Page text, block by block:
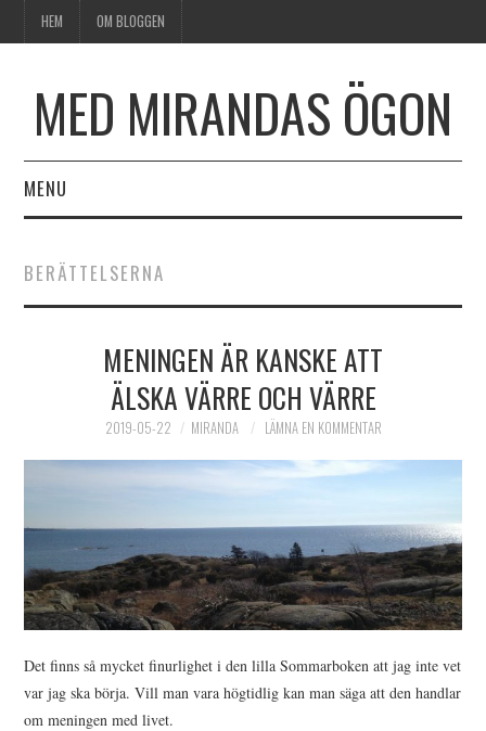
HEM OM BLOGGEN
MED MIRANDAS ÖGON
MENU
OM BLOGGEN
BERÄTTELSERNA
MENINGEN ÄR KANSKE ATT
ÄLSKA VÄRRE OCH VÄRRE
2019-05-22 MIRANDA LÄMNA EN KOMMENTAR
Det finns så mycket finurlighet i den lilla Sommarboken att jag inte vet
var jag ska börja. Vill man vara högtidlig kan man säga att den handlar
om meningen med livet.